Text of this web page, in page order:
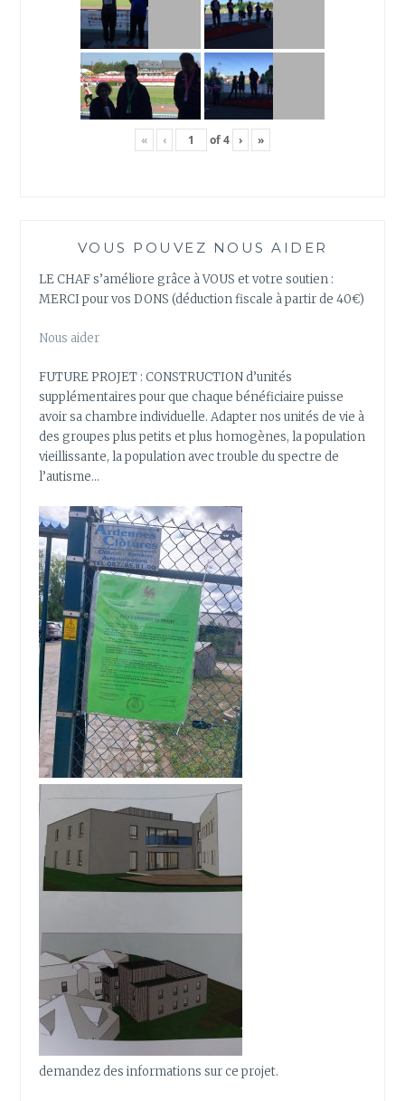
« ‹ of4 › »
VOUS POUVEZ NOUS AIDER
LE CHAF s’améliore grâce à VOUS et votre soutien :
MERCI pour vos DONS (déduction fiscale à partir de 40€)
Nous aider
FUTURE PROJET : CONSTRUCTION d’unités
supplémentaires pour que chaque bénéficiaire puisse
avoir sa chambre individuelle. Adapter nos unités de vie à
des groupes plus petits et plus homogènes, la population
vieillissante, la population avec trouble du spectre de
l’autisme…
demandez des informations sur ce projet.